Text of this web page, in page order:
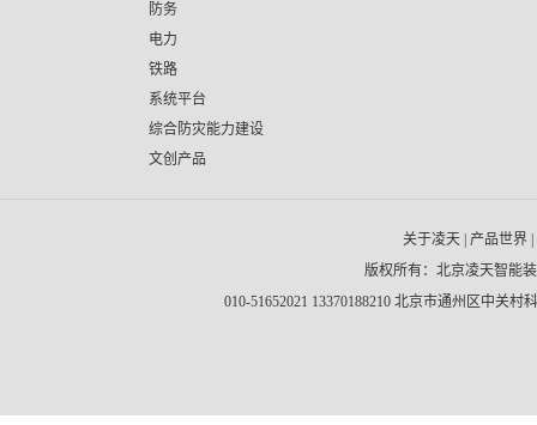
防务
电力
铁路
系统平台
综合防灾能力建设
文创产品
关于凌天 产品世界
版权所有：北京凌天智能
010-51652021 13370188210 北京市通州区中关